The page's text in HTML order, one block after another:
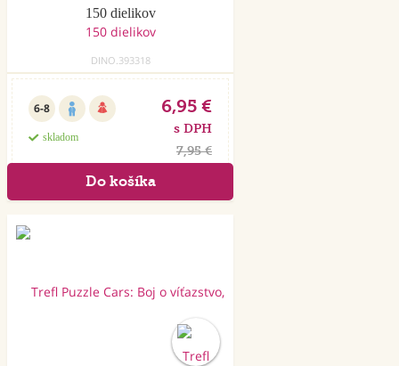
150 dielikov
DINO.393318
6-8
skladom
6,95 €
s DPH
7,95 €